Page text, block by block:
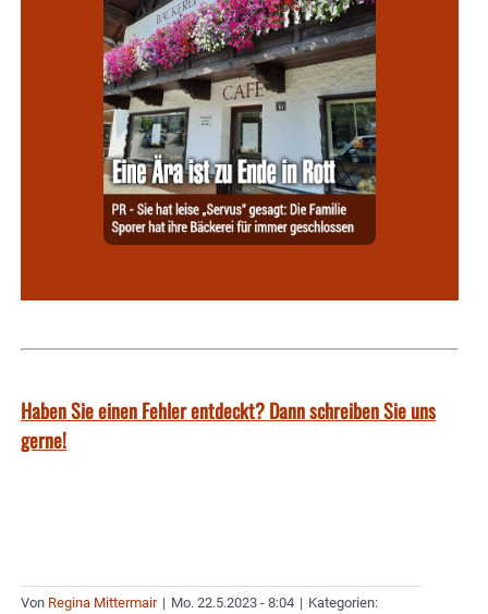
Haben Sie einen Fehler entdeckt? Dann schreiben Sie uns
gerne!
Von Regina Mittermair | Mo. 22.5.2023 - 8:04 | Kategorien: